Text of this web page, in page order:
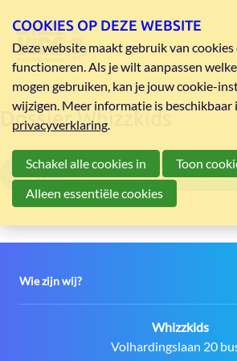
Dossier Whizzkids
Dossier Whizzkids 2026-2027
Wie zijn wij?
Contact:
Whizzkids
Adres:
Volhardingslaan 20
COOKIES OP DEZE WEBSITE
Deze website maakt gebruik van cookies
functioneren. Als je wilt aanpassen
mogen gebruiken, kan je jouw cookie-
wijzigen. Meer informatie is beschikbaar
privacyverklaring.
Schakel alle cookies in
Toon
Alleen essentiële cookies